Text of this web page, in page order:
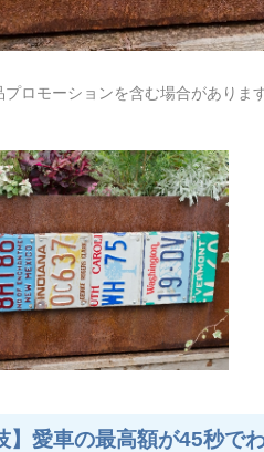
ロモーションを含む場合があります
】愛車の最高額が45秒で